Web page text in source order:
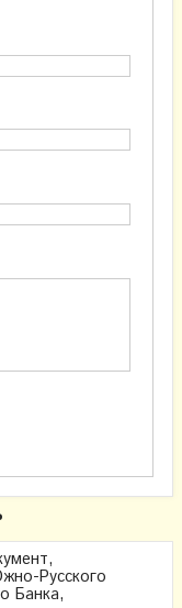
Русского
Банка,